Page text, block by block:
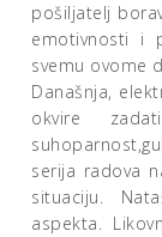
pošiljatelj
emotivnosti i
svemu ovome
Današnja,
okvire
serija radova
situaciju.
aspekta.